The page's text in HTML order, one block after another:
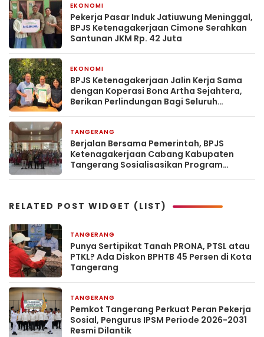
EKONOMI
Pekerja Pasar Induk Jatiuwung Meninggal,
BPJS Ketenagakerjaan Cimone Serahkan
Santunan JKM Rp. 42 Juta
EKONOMI
BPJS Ketenagakerjaan Jalin Kerja Sama
dengan Koperasi Bona Artha Sejahtera,
Berikan Perlindungan Bagi Seluruh
TANGERANG
Berjalan Bersama Pemerintah, BPJS
Ketenagakerjaan Cabang Kabupaten
Tangerang Sosialisasikan Program
RELATED POST WIDGET (LIST)
TANGERANG
Punya Sertipikat Tanah PRONA, PTSL atau
PTKL? Ada Diskon BPHTB 45 Persen di Kota
Tangerang
TANGERANG
Pemkot Tangerang Perkuat Peran Pekerja
Sosial, Pengurus IPSM Periode 2026-2031
Resmi Dilantik